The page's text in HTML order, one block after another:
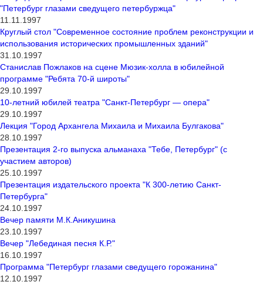
"Петербург глазами сведущего петербуржца"
11.11.1997
Круглый стол "Современное состояние проблем реконструкции и
использования исторических промышленных зданий"
31.10.1997
Станислав Пожлаков на сцене Мюзик-холла в юбилейной
программе "Ребята 70-й широты"
29.10.1997
10-летний юбилей театра "Санкт-Петербург — опера"
29.10.1997
Лекция "Город Архангела Михаила и Михаила Булгакова"
28.10.1997
Презентация 2-го выпуска альманаха "Тебе, Петербург" (с
участием авторов)
25.10.1997
Презентация издательского проекта "К 300-летию Санкт-
Петербурга"
24.10.1997
Вечер памяти М.К.Аникушина
23.10.1997
Вечер "Лебединая песня К.Р."
16.10.1997
Программа "Петербург глазами сведущего горожанина"
12.10.1997